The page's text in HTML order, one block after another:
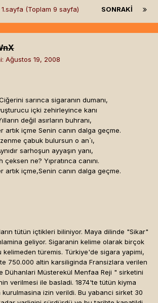
SONRAKI
1.sayfa (Toplam 9 sayfa)
Ağustos 19, 2008
sarınca sigaranın dumanı,
içki zehirleyince kanı
değil asırların buhranı,
artık içme Senin canın dalga geçme.
çabuk bulursun o an`ı,
sarhoşun ayyaşın yanı,
çeksen ne? Yıpratınca canını.
artık içme,Senin canın dalga geçme.
tütün içtikleri biliniyor. Maya dilinde "Sikar"
geliyor. Sigaranin kelime olarak birçok
kelimeden türemis. Türkiye'de sigara yapimi,
750.000 altin karsiliginda Fransizlara verilen
Dühanlari Müsterekül Menfaa Reji " sirketini
verilmesi ile basladi. 1874'te tütün kiyma
izin verildi. Bu yabanci sirket 30